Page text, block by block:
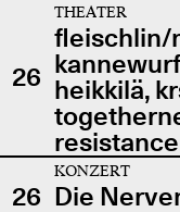
26
THEATER
fleischlin/
heikkilä,
resistance
26
KONZERT
Die